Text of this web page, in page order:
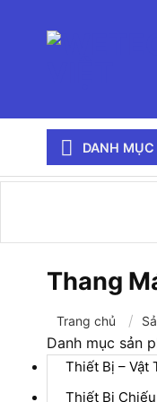
DANH
Thang
Trang chủ /
Danh mục sản
Thiết Bị – Vật
Thiết Bị